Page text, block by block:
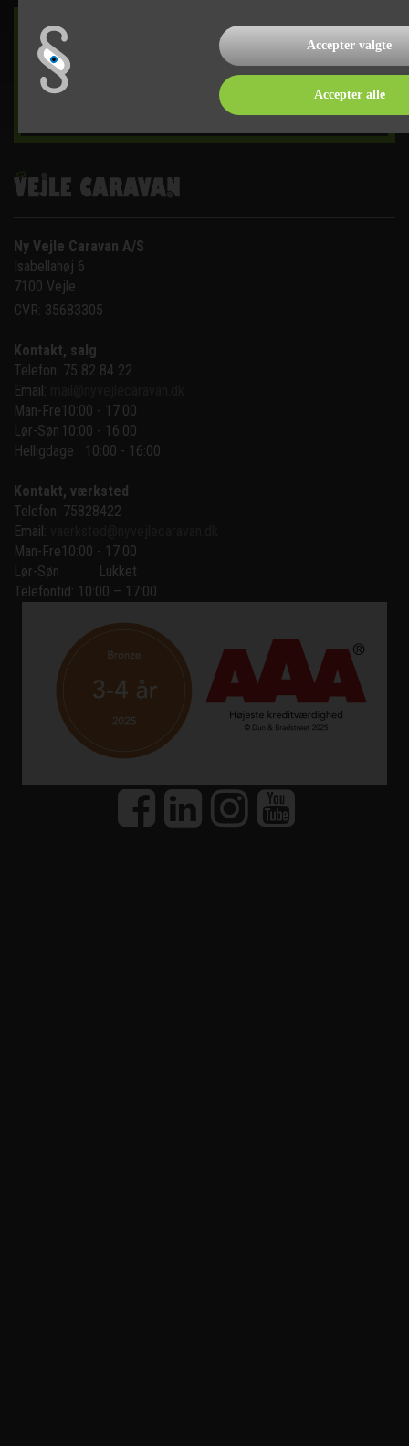
DET SKER
Ny Vejle Caravan A/S
Isabellahøj 6
7100 Vejle
CVR: 35683305
Kontakt, salg
Telefon: 75 82 84 22
Email:
Man-Fre10:00 - 17:00
Lør-Søn 10:00 - 16:00
Helligdage   10:00 - 16:00
Kontakt, værksted
Telefon: 75828422
Email:
Man-Fre10:00 - 17:00
Lør-Søn
Lukket
Telefontid: 10:00 – 17:00
Accepter valgte
Accepter alle